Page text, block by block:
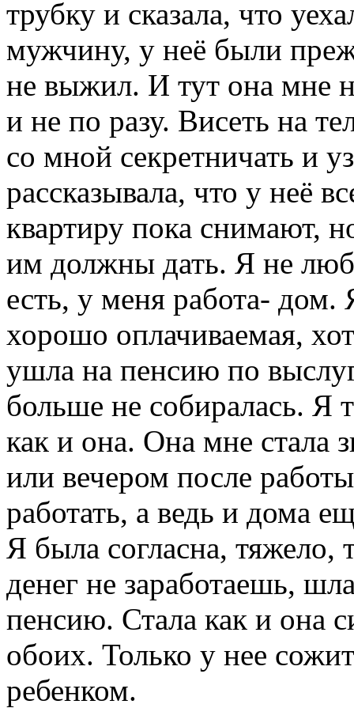
трубку и сказала, что
мужчину, у неё были
не выжил. И тут она мне
и не по разу. Висеть на
со мной секретничать и
рассказывала, что у неё
квартиру пока снимают,
им должны дать. Я не
есть, у меня работа-
хорошо оплачиваемая,
ушла на пенсию по
больше не собиралась. Я
как и она. Она мне стала
или вечером после
работать, а ведь и дома
Я была согласна, тяжело,
денег не заработаешь,
пенсию. Стала как и она
обоих. Только у нее
ребенком.